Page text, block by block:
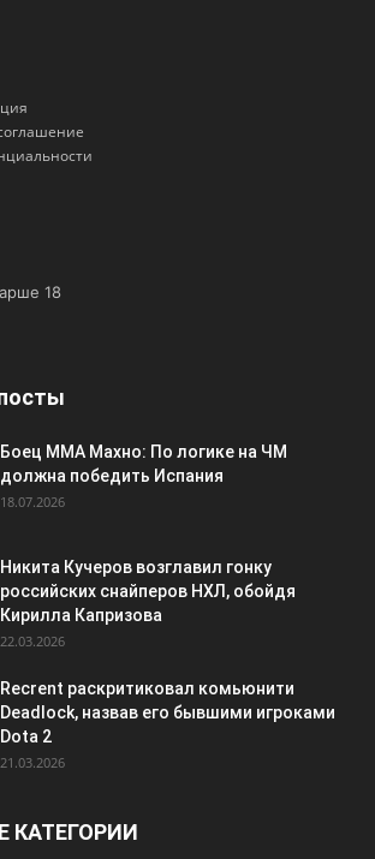
18
Боец ММА Махно: По логике на ЧМ
должна победить Испания
18.07.2026
Никита Кучеров возглавил гонку
российских снайперов НХЛ, обойдя
Кирилла Капризова
22.03.2026
Recrent раскритиковал комьюнити
Deadlock, назвав его бывшими игроками
Dota 2
21.03.2026
КАТЕГОРИИ